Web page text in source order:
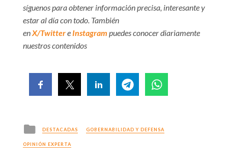
síguenos para obtener información precisa, interesante y
estar al día con todo. También
enX/Twittere Instagram puedes conocer diariamente
nuestros contenidos
Posted
in
DESTACADAS GOBERNABILIDAD Y DEFENSA
OPINIÓN EXPERTA